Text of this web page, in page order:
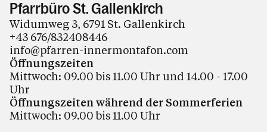
Pfarrbüro St. Gallenkirch
Widumweg 3, 6791 St. Gallenkirch
+43 676/832408446
info@pfarren-innermontafon.com
Öffnungszeiten
Mittwoch: 09.00 bis 11.00 Uhr und 14.00 - 17.00
Uhr
Öffnungszeiten während der Sommerferien
Mittwoch: 09.00 bis 11.00 Uhr